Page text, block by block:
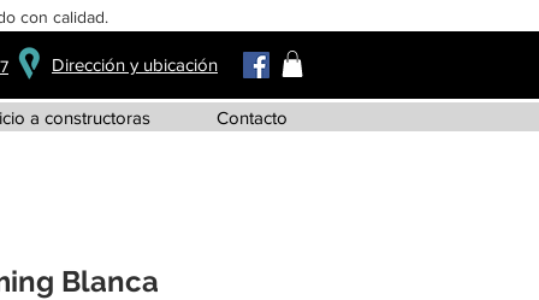
con calidad.
Dirección y ubicación
a constructoras Contacto
Blanca